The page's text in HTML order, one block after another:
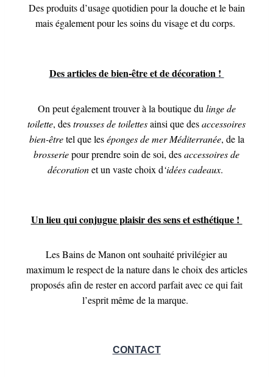
Des produits d’usage quotidien pour la douche et le bain
mais également pour les soins du visage et du corps.
Des articles de bien-être et de décoration !
On peut également trouver à la boutique du linge de
toilette, destrousses de toilettesainsi que desaccessoires
bien-êtretel que leséponges de mer Méditerranée, de la
brosseriepour prendre soin de soi, desaccessoires de
décorationet un vaste choix d‘idées cadeaux.
Un lieu qui conjugue plaisir des sens et esthétique !
Les Bains de Manon ont souhaité privilégier au
maximum le respect de la nature dans le choix des articles
proposés afin de rester en accord parfait avec ce qui fait
l’esprit même de la marque.
CONTACT